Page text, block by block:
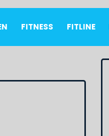
FITNESS FITLINE